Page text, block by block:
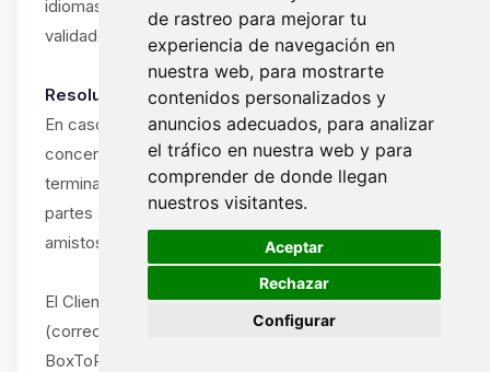
de rastreo para mejorar tu
experiencia de navegación en
nuestra web, para mostrarte
contenidos personalizados y
anuncios adecuados, para analizar
el tráfico en nuestra web y para
comprender de donde llegan
nuestros visitantes.
Aceptar
Rechazar
Configurar
idiomas, prevalecerá el idioma del último pedido
validado.
Resolución amistosa obligatoria:
En caso de disputa entre el Cliente y ByteLogic
concerniente a la interpretación, ejecución o
terminación de estos Términos y Condiciones, las
partes se comprometen a intentar resolver la disputa
amistosamente antes de cualquier acción legal.
El Cliente debe notificar la disputa por escrito
(correo electrónico o carta certificada) al soporte de
BoxToPlay.com, describiendo la naturaleza del
🍪